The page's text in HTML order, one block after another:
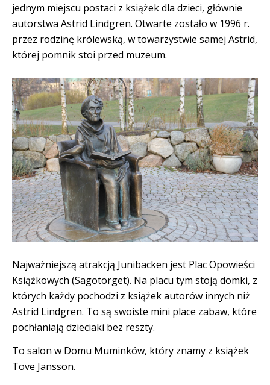
jednym miejscu postaci z książek dla dzieci, głównie
autorstwa Astrid Lindgren. Otwarte zostało w 1996 r.
przez rodzinę królewską, w towarzystwie samej Astrid,
której pomnik stoi przed muzeum.
Najważniejszą atrakcją Junibacken jest Plac Opowieści
Książkowych (Sagotorget). Na placu tym stoją domki, z
których każdy pochodzi z książek autorów innych niż
Astrid Lindgren. To są swoiste mini place zabaw, które
pochłaniają dzieciaki bez reszty.
To salon w Domu Muminków, który znamy z książek
Tove Jansson.